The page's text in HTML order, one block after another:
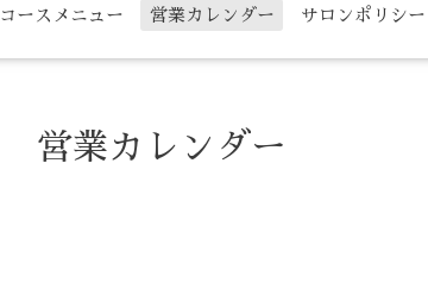
コースメニュー 営業カレンダー サロンポリシー
営業カレンダー